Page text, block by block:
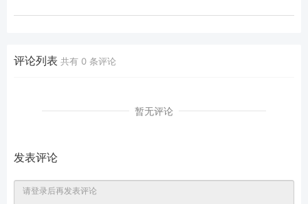
评论列表 共有 0 条评论
暂无评论
发表评论